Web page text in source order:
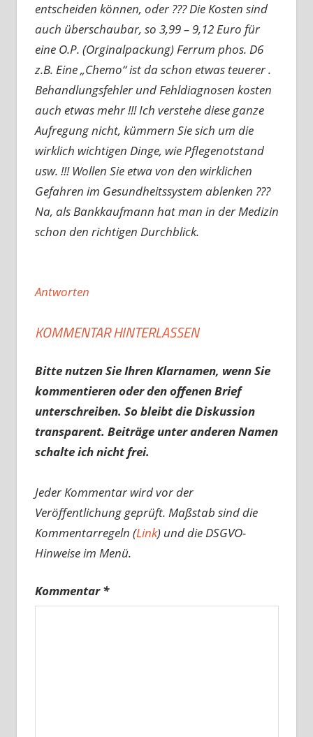
entscheiden können, oder ??? Die Kosten sind
auch überschaubar, so 3,99 – 9,12 Euro für
eine O.P. (Orginalpackung) Ferrum phos. D6
z.B. Eine „Chemo“ ist da schon etwas teuerer .
Behandlungsfehler und Fehldiagnosen kosten
auch etwas mehr !!! Ich verstehe diese ganze
Aufregung nicht, kümmern Sie sich um die
wirklich wichtigen Dinge, wie Pflegenotstand
usw. !!! Wollen Sie etwa von den wirklichen
Gefahren im Gesundheitssystem ablenken ???
Na, als Bankkaufmann hat man in der Medizin
schon den richtigen Durchblick.
Antworten
KOMMENTAR HINTERLASSEN
Bitte nutzen Sie Ihren Klarnamen, wenn Sie
kommentieren oder den offenen Brief
unterschreiben. So bleibt die Diskussion
transparent. Beiträge unter anderen Namen
schalte ich nicht frei.
Jeder Kommentar wird vor der
Veröffentlichung geprüft. Maßstab sind die
Kommentarregeln (Link) und die DSGVO-
Hinweise im Menü.
Kommentar*